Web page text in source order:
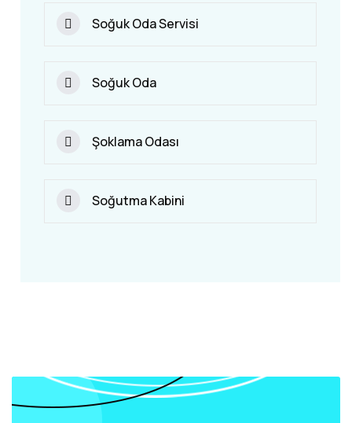
Soğuk Oda Servisi
Soğuk Oda
Şoklama Odası
Soğutma Kabini